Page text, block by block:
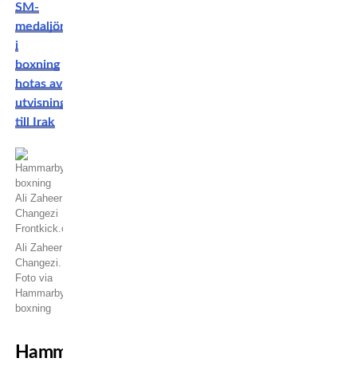
SM-
medaljören
i
boxning
hotas av
utvisning
till Irak
Ali Zaheer
Changezi.
Foto via
Hammarby
boxning
Hammarby